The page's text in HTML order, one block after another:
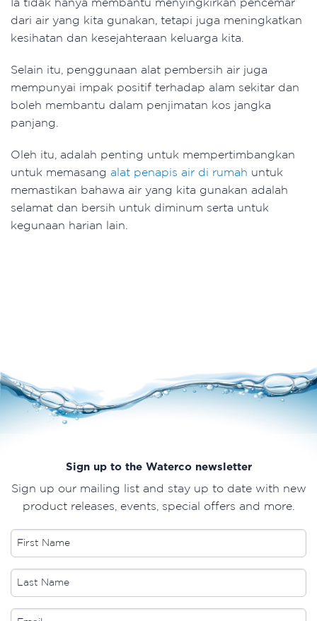
dari air yang kita gunakan, tetapi juga meningkatkan
kesihatan dan kesejahteraan keluarga kita.
Selain itu, penggunaan alat pembersih air juga
mempunyai impak positif terhadap alam sekitar dan
boleh membantu dalam penjimatan kos jangka
panjang.
Oleh itu, adalah penting untuk mempertimbangkan
untuk memasang alat penapis air di rumah untuk
memastikan bahawa air yang kita gunakan adalah
selamat dan bersih untuk diminum serta untuk
kegunaan harian lain.
Sign up to the Waterco newsletter
Sign up our mailing list and stay up to date with new
product releases, events, special offers and more.